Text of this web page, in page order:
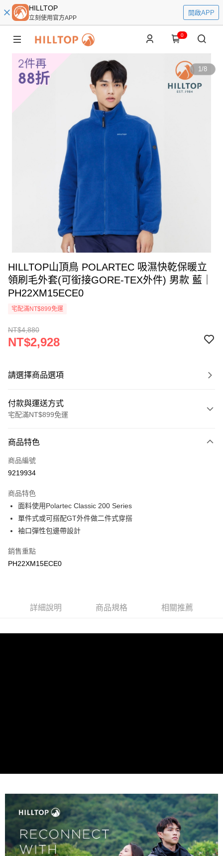
HILLTOP
立刻使用官方APP
開啟APP
0
1/8
HILLTOP山頂鳥 POLARTEC 吸濕快乾保暖立
領刷毛外套(可銜接GORE-TEX外件) 男款 藍｜
PH22XM15ECE0
宅配滿NT$899免運
NT$4,880
NT$2,928
請選擇商品選項
付款與運送方式
宅配滿NT$899免運
信用卡一次付款
LINE Pay
悠遊付
Google Pay
運送方式
宅配
每筆NT$399，滿NT$18,000(含以上)免運費
商品特色
商品編號
9219934
商品特色
面料使用Polartec Classic 200 Series
單件式或可搭配GT外件做二件式穿搭
袖口彈性包邊帶設計
銷售重點
PH22XM15ECE0
詳細說明 商品規格 相關推薦